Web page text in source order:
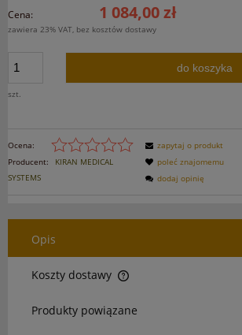
Cena: 1 084,00 zł
zawiera 23% VAT, bez kosztów dostawy
szt.
do koszyka
Ocena:
Producent:
KIRAN MEDICAL
SYSTEMS
zapytaj o produkt
poleć znajomemu
dodaj opinię
Opis
Koszty dostawy
Cena nie zawiera ewentualnych kosztów
Produkty powiązane